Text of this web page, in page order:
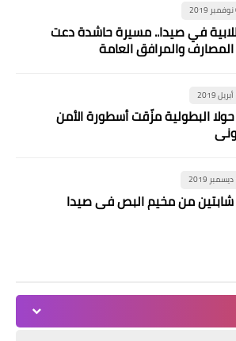
لابن جل البحر في
في صيدا.. مسيرة حاشدة دعت
المصارف والمرافق العامة
البطولية مزّقت أسطورة الأمن
شابتين من مخيم البص في صيدا